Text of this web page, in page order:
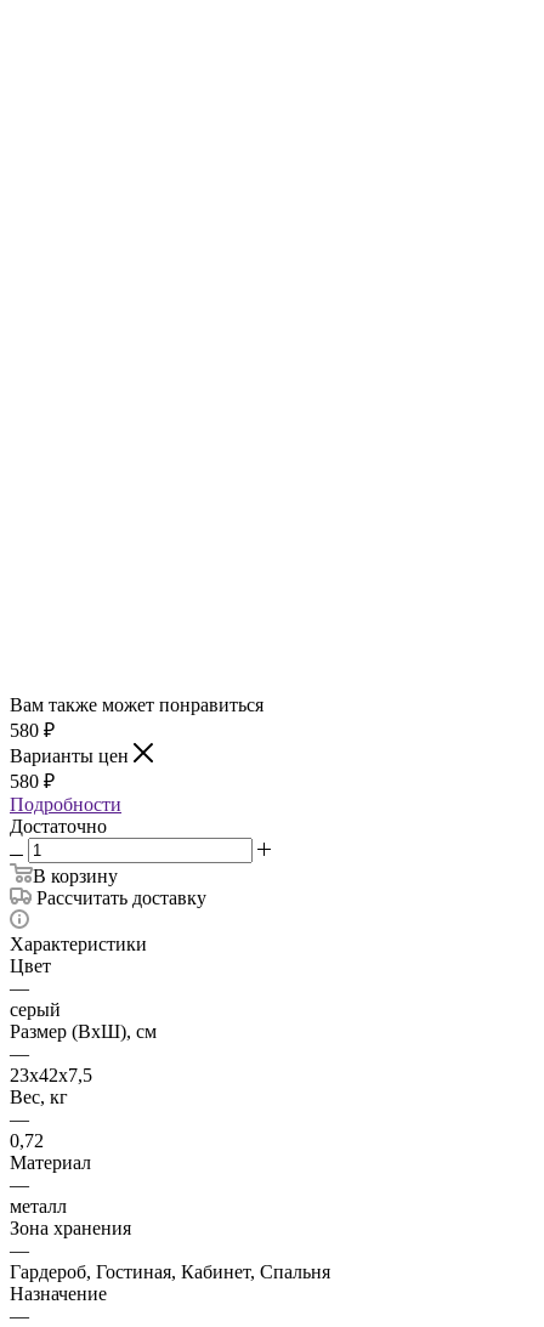
Вам также может понравиться
580 ₽
Варианты цен
580 ₽
Подробности
Достаточно
В корзину
Рассчитать доставку
Характеристики
Цвет
—
серый
Размер (ВхШ), см
—
23х42х7,5
Вес, кг
—
0,72
Материал
—
металл
Зона хранения
—
Гардероб, Гостиная, Кабинет, Спальня
Назначение
—